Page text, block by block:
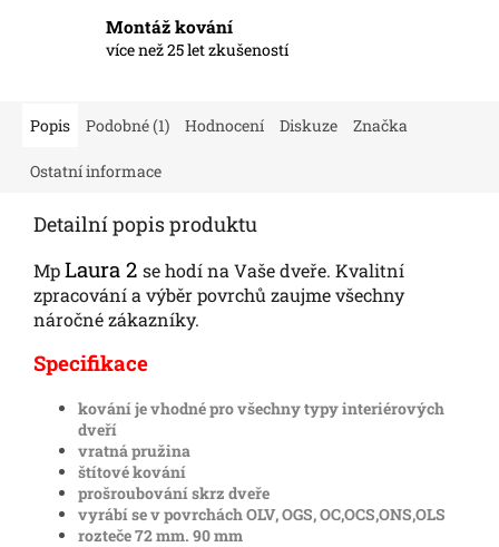
Montáž kování
více než 25 let zkušeností
Popis Podobné (1) Hodnocení Diskuze Značka
Ostatní informace
Detailní popis produktu
MpLaura 2 se hodí na Vaše dveře. Kvalitní
zpracování a výběr povrchů zaujme všechny
náročné zákazníky.
Specifikace
kování je vhodné pro všechny typy interiérových
dveří
vratná pružina
štítové kování
prošroubování skrz dveře
vyrábí se v povrchách OLV, OGS, OC,OCS,ONS,OLS
rozteče 72 mm. 90 mm